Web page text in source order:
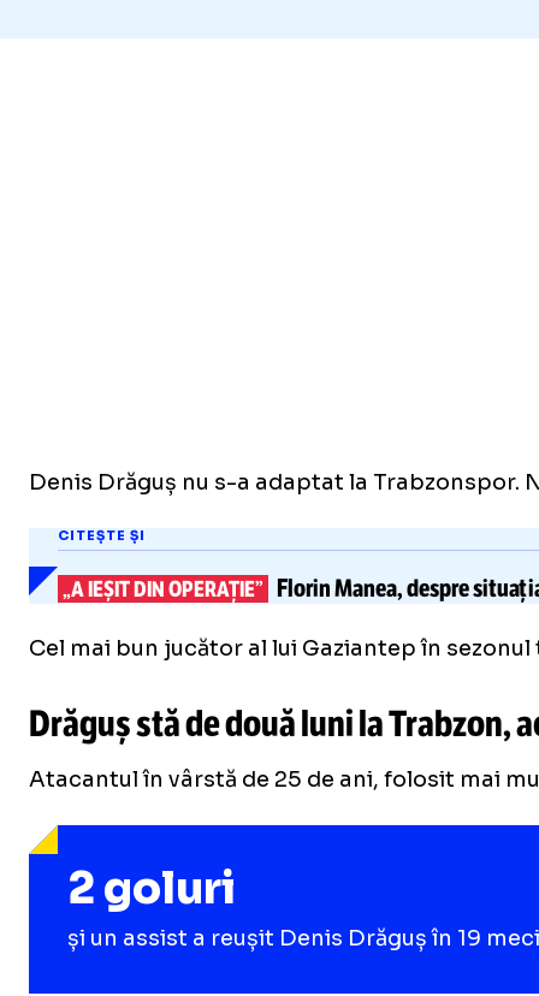
Denis Drăguș nu s-a adaptat la
CITEȘTE ȘI
„A IEȘIT DIN OPERAȚIE” Florin Manea, despre
Cel mai bun jucător al lui Gaziantep în
Drăguș stă de două luni la
Atacantul în vârstă de 25 de ani, folosit mai
2 goluri
și un assist a reușit Denis Drăguș în 19